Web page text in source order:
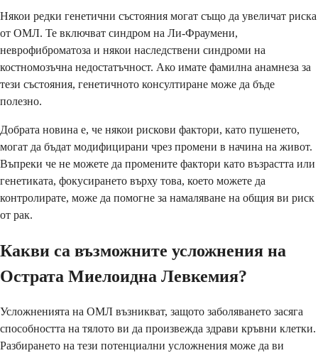
Някои редки генетични състояния могат също да увеличат риска
от ОМЛ. Те включват синдром на Ли-Фраумени,
неврофиброматоза и някои наследствени синдроми на
костномозъчна недостатъчност. Ако имате фамилна анамнеза за
тези състояния, генетичното консултиране може да бъде
полезно.
Добрата новина е, че някои рискови фактори, като пушенето,
могат да бъдат модифицирани чрез промени в начина на живот.
Въпреки че не можете да промените фактори като възрастта или
генетиката, фокусирането върху това, което можете да
контролирате, може да помогне за намаляване на общия ви риск
от рак.
Какви са възможните усложнения на
Острата Миелоидна Левкемия?
Усложненията на ОМЛ възникват, защото заболяването засяга
способността на тялото ви да произвежда здрави кръвни клетки.
Разбирането на тези потенциални усложнения може да ви